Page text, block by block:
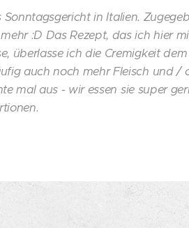
in Italien.
:D Das Rezept, das ich hier
überlasse ich die Cremigkeit
auch noch mehr Fleisch und /
mal aus - wir essen sie super